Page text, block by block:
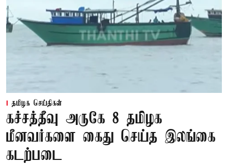
தமிழக செய்திகள்
கச்சத்தீவு அருகே 8 தமிழக
மீனவர்களை கைது செய்த இலங்கை
கடற்படை